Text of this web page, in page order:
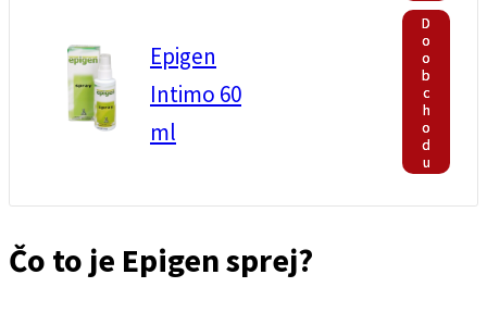
Epigen
Intimo 60
ml
D
o
o
b
c
h
o
d
u
Čo to je Epigen sprej?